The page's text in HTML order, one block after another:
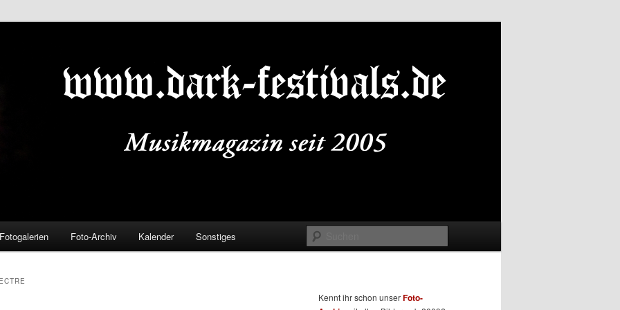
Fotogalerien Foto-Archiv Kalender Sonstiges
Kennt ihr schon unserFoto-